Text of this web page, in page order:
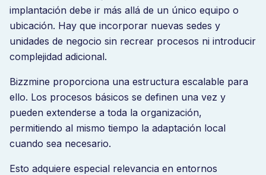
implantación debe ir más allá de un único equipo o
ubicación. Hay que incorporar nuevas sedes y
unidades de negocio sin recrear procesos ni introducir
complejidad adicional.
Bizzmine proporciona una estructura escalable para
ello. Los procesos básicos se definen una vez y
pueden extenderse a toda la organización,
permitiendo al mismo tiempo la adaptación local
cuando sea necesario.
Esto adquiere especial relevancia en entornos